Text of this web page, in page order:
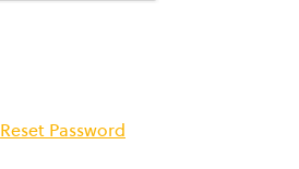
Reset Password